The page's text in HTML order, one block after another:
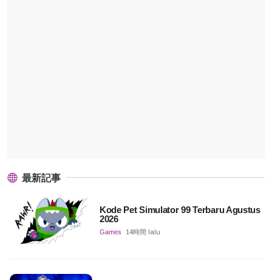
最新記事
Kode Pet Simulator 99 Terbaru Agustus
2026
Games 14時間 lalu